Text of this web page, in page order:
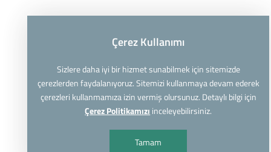
Çerez Kullanımı
Sizlere daha iyi bir hizmet sunabilmek için sitemizde
çerezlerden faydalanıyoruz. Sitemizi kullanmaya devam ederek
çerezleri kullanmamıza izin vermiş olursunuz. Detaylı bilgi için
Çerez Politikamızı inceleyebilirsiniz.
Tamam